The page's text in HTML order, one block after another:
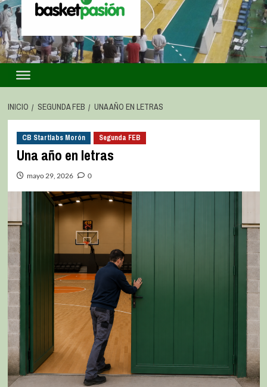
INICIO SEGUNDA FEB UNA AÑO EN LETRAS
CB Startlabs Morón Segunda FEB
Una año en letras
mayo 29, 2026 0